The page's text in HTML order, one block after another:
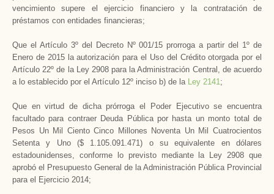
vencimiento supere el ejercicio financiero y la contratación de
préstamos con entidades financieras;
Que el Artículo 3º del Decreto Nº 001/15 prorroga a partir del 1º de
Enero de 2015 la autorización para el Uso del Crédito otorgada por el
Artículo 22º de la Ley 2908 para la Administración Central, de acuerdo
a lo establecido por el Artículo 12º inciso b) de la Ley 2141;
Que en virtud de dicha prórroga el Poder Ejecutivo se encuentra
facultado para contraer Deuda Pública por hasta un monto total de
Pesos Un Mil Ciento Cinco Millones Noventa Un Mil Cuatrocientos
Setenta y Uno ($ 1.105.091.471) o su equivalente en dólares
estadounidenses, conforme lo previsto mediante la Ley 2908 que
aprobó el Presupuesto General de la Administración Pública Provincial
para el Ejercicio 2014;